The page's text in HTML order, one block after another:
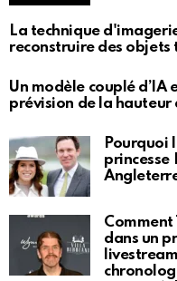
La technique
reconstruire des objets
Un modèle couplé
prévision de la hauteur
Pourquoi
princesse
Comment
dans un